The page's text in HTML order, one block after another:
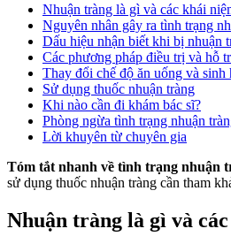
Nhuận tràng là gì và các khái
Nguyên nhân gây ra tình trạng
Dấu hiệu nhận biết khi bị nhuận
Các phương pháp điều trị và hỗ
Thay đổi chế độ ăn uống và sinh
Sử dụng thuốc nhuận tràng
Khi nào cần đi khám bác sĩ?
Phòng ngừa tình trạng nhuận
Lời khuyên từ chuyên gia
Tóm tắt nhanh về tình trạng nhuận
sử dụng thuốc nhuận tràng cần tham
Nhuận tràng là gì và